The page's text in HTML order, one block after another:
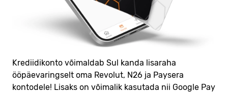
Krediidikonto võimaldab Sul kanda lisaraha
ööpäevaringselt oma Revolut, N26 ja Paysera
kontodele! Lisaks on võimalik kasutada nii Google Pay